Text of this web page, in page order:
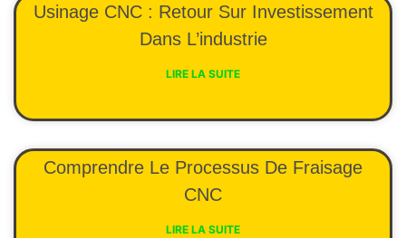
Usinage CNC : Retour Sur Investissement
Dans L’industrie
LIRE LA SUITE
Comprendre Le Processus De Fraisage
CNC
LIRE LA SUITE